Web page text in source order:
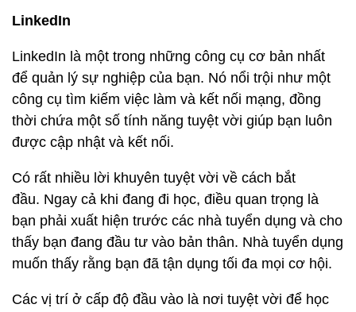
LinkedIn
LinkedIn là một trong những công cụ cơ bản nhất
để quản lý sự nghiệp của bạn. Nó nổi trội như một
công cụ tìm kiếm việc làm và kết nối mạng, đồng
thời chứa một số tính năng tuyệt vời giúp bạn luôn
được cập nhật và kết nối.
Có rất nhiều lời khuyên tuyệt vời về cách bắt
đầu. Ngay cả khi đang đi học, điều quan trọng là
bạn phải xuất hiện trước các nhà tuyển dụng và cho
thấy bạn đang đầu tư vào bản thân. Nhà tuyển dụng
muốn thấy rằng bạn đã tận dụng tối đa mọi cơ hội.
Các vị trí ở cấp độ đầu vào là nơi tuyệt vời để học